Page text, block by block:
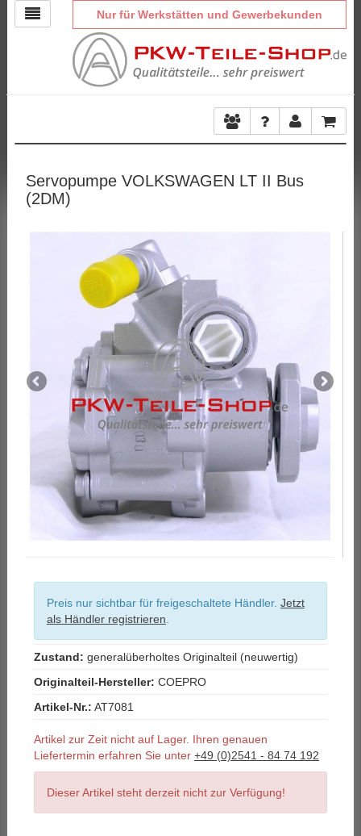
Nur für Werkstätten und Gewerbekunden
Servopumpe VOLKSWAGEN LT II Bus
(2DM)
Preis nur sichtbar für freigeschaltete Händler. Jetzt
als Händler registrieren
Zustand: generalüberholtes Originalteil (neuwertig)
Originalteil-Hersteller: COEPRO
Artikel-Nr.: AT7081
Artikel zur Zeit nicht auf Lager. Ihren genauen
Liefertermin erfahren Sie unter +49 (0)2541 - 84 74 192
Dieser Artikel steht derzeit nicht zur Verfügung!